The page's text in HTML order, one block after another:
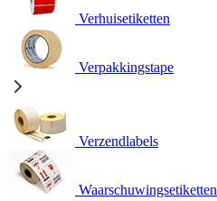
Verhuisetiketten
Verpakkingstape
Verzendlabels
Waarschuwingsetiketten